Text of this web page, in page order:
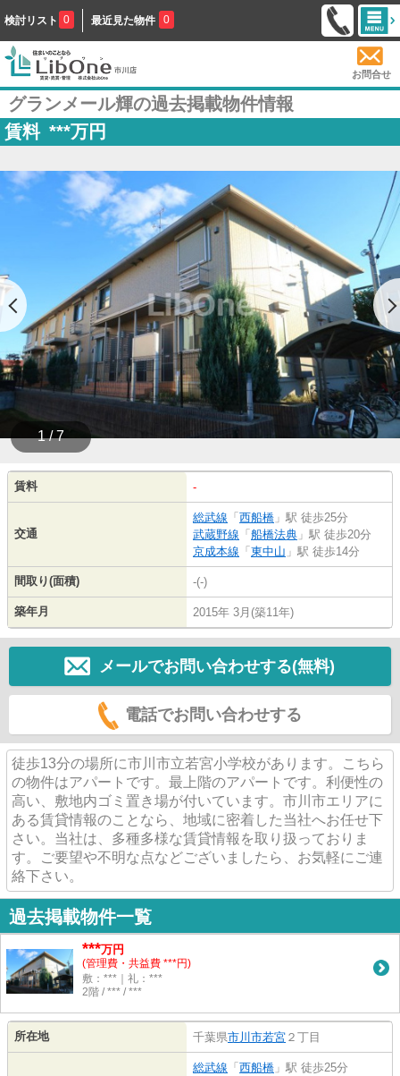
検討リスト 0 最近見た物件 0
お問合せ
グランメール輝の過去掲載物件情報
賃料 ***万円
1 / 7
賃料 -
交通
総武線 「 西船橋 」駅 徒歩25分
武蔵野線 「 船橋法典 」駅 徒歩20分
京成本線 「 東中山 」駅 徒歩14分
間取り(面積) -(-)
築年月 2015年 3月(築11年)
メールでお問い合わせする(無料)
電話でお問い合わせする
徒歩13分の場所に市川市立若宮小学校があります。こちら
の物件はアパートです。最上階のアパートです。利便性の
高い、敷地内ゴミ置き場が付いています。市川市エリアに
ある賃貸情報のことなら、地域に密着した当社へお任せ下
さい。当社は、多種多様な賃貸情報を取り扱っておりま
す。ご要望や不明な点などございましたら、お気軽にご連
絡下さい。
過去掲載物件一覧
***万円
(管理費・共益費 ***円)
敷：***｜礼：***
2階 / *** / ***
所在地 千葉県市川市若宮 ２丁目
総武線 「 西船橋 」駅 徒歩25分